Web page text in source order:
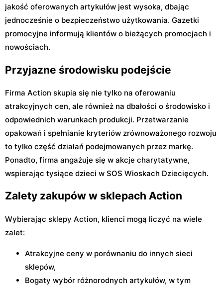
jakość oferowanych artykułów jest wysoka, dbając
jednocześnie o bezpieczeństwo użytkowania. Gazetki
promocyjne informują klientów o bieżących promocjach i
nowościach.
Przyjazne środowisku podejście
Firma Action skupia się nie tylko na oferowaniu
atrakcyjnych cen, ale również na dbałości o środowisko i
odpowiednich warunkach produkcji. Przetwarzanie
opakowań i spełnianie kryteriów zrównoważonego rozwoju
to tylko część działań podejmowanych przez markę.
Ponadto, firma angażuje się w akcje charytatywne,
wspierając tysiące dzieci w SOS Wioskach Dziecięcych.
Zalety zakupów w sklepach Action
Wybierając sklepy Action, klienci mogą liczyć na wiele
zalet:
Atrakcyjne ceny w porównaniu do innych sieci
sklepów,
Bogaty wybór różnorodnych artykułów, w tym